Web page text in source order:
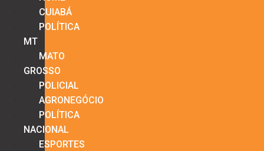
CUIABÁ
POLÍTICA
MT
MATO
GROSSO
POLICIAL
AGRONEGÓCIO
POLÍTICA
NACIONAL
ESPORTES